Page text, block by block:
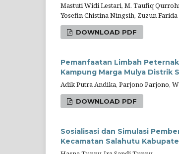
Mastuti Widi Lestari, M. Taufiq
Yosefin Chistina Ningsih, Zuzun Farida
DOWNLOAD PDF
Pemanfaatan Limbah
Kampung Marga Mulya Distrik
Adik Putra Andika, Parjono Parjono,
DOWNLOAD PDF
Sosialisasi dan Simulasi
Kecamatan Salahutu